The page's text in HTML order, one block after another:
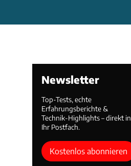
Newsletter
Top-Tests, echte
Erfahrungsberichte &
Technik-Highlights – direkt in
Ihr Postfach.
Kostenlos abonnieren